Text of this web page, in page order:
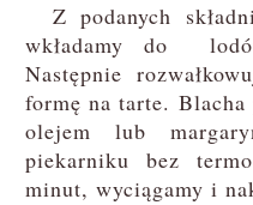
Z podanych
wkładamy do
Następnie
formę na tarte. Blacha
olejem lub
piekarniku bez
minut, wyciągamy i